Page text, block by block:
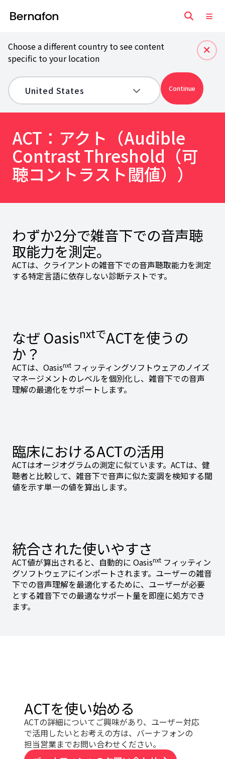
Choose a different country to see content
specific to your location
Continue
ACT：アクト（Audible
Contrast Threshold（可
聴コントラスト閾値））
わずか2分で雑音下での音声聴
取能力を測定。
ACTは、クライアントの雑音下での音声聴取能力を測定
する特定言語に依存しない診断テストです。
なぜ OasisnxtでACTを使うの
か？
ACTは、Oasisnxt フィッティングソフトウェアのノイズ
マネージメントのレベルを個別化し、雑音下での音声
理解の最適化をサポートします。
臨床におけるACTの活用
ACTはオージオグラムの測定に似ています。ACTは、健
聴者と比較して、雑音下で音声に似た変調を検知する閾
値を示す単一の値を算出します。
統合された使いやすさ
ACT値が算出されると、自動的に Oasisnxt フィッティン
グソフトウェアにインポートされます。ユーザーの雑音
下での音声理解を最適化するために、ユーザーが必要
とする雑音下での最適なサポート量を即座に処方でき
ます。
ACTを使い始める
ACTの詳細についてご興味があり、ユーザー対応
で活用したいとお考えの方は、バーナフォンの
担当営業までお問い合わせください。